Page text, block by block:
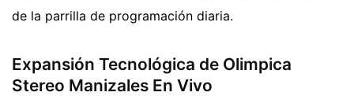
de la parrilla de programación diaria.
Expansión Tecnológica de Olimpica
Stereo Manizales En Vivo